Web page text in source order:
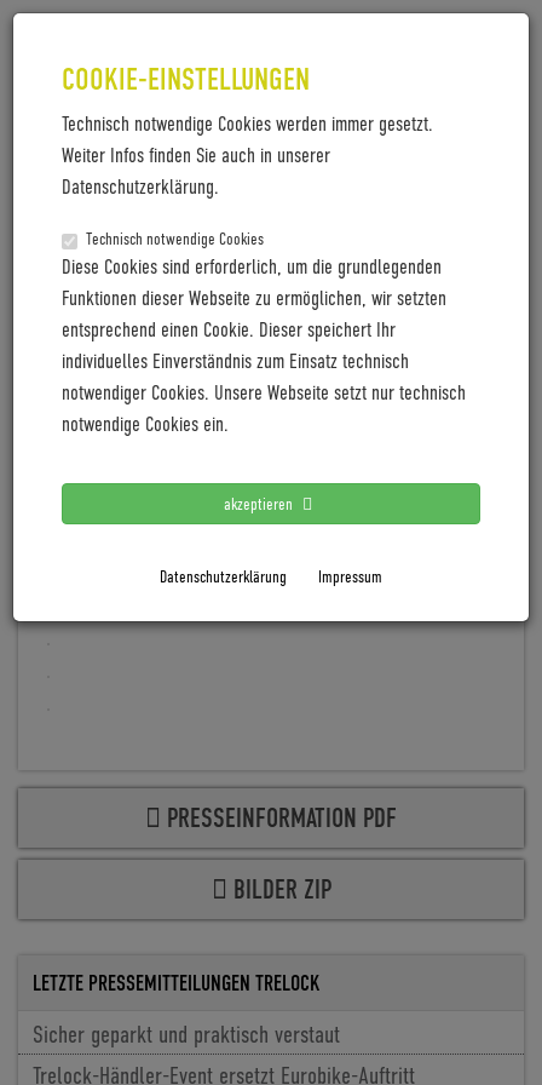
COOKIE-EINSTELLUNGEN
Technisch notwendige Cookies werden immer gesetzt.
Weiter Infos finden Sie auch in unserer
Datenschutzerklärung.
Technisch notwendige Cookies
Diese Cookies sind erforderlich, um die grundlegenden
Funktionen dieser Webseite zu ermöglichen, wir setzten
entsprechend einen Cookie. Dieser speichert Ihr
individuelles Einverständnis zum Einsatz technisch
notwendiger Cookies. Unsere Webseite setzt nur technisch
notwendige Cookies ein.
akzeptieren
Datenschutzerklärung Impressum
SICHERHEIT TRIFFT FLEXIBILITÄT
Wer sein Fahrrad liebt, sollte immer gut darauf
aufpassen. Besonders Faltschlösser versprechen,
Komfort und hohe Sicherheit zu vereinen. Das neue FS
480 COPS® von Fahrradsicherheitsexperte TRELOCK
bringt Langfinger ins Schwitzen, schont aber z.B.
sowie dem Wendeschlüssel die Nerven des Fahrers.
PRESSEINFORMATION PDF
BILDER ZIP
LETZTE PRESSEMITTEILUNGEN TRELOCK
Sicher geparkt und praktisch verstaut
Trelock-Händler-Event ersetzt Eurobike-Auftritt